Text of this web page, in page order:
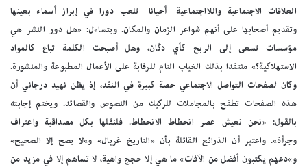
العلاقات الاجتماعية واللااجتماعية -أحيانا- تلعب دورا في إبراز أسماء بعينها
وتقديم أصحابها على أنهم شواعر الزمان والمكان. ويتساءل: «هل دور النشر هي
مؤسسات تسعى إلى الربح كأي دكّان، وهل أصبحت الكلمة تباع كالمواد
الاستهلاكية؟» منتقدا بذلك الغياب التام للرقابة على الأعمال المطبوعة والمنشورة.
وكان لصفحات التواصل الاجتماعي حصة كبيرة في النقد، إذ يظن نهيد درجاني أن
هذه الصفحات تطفح بالمجاملات للركيك من النصوص والقصائد. ويختم إجابته
بالقول: «نحن نعيش عصر انحطاط الانحطاط. فلنقلها بكل مصداقية واعتراف
وجرأة». واعتبر أن الذرائع القائلة بأن «التاريخ غربال» و»لا يصح إلا الصحيح»
و»دعهم يكتبون أفضل من الآفات» ما هي إلا حجج واهية، لا تساهم إلا في مزيد من